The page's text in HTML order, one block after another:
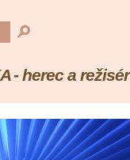
- herec a režisér